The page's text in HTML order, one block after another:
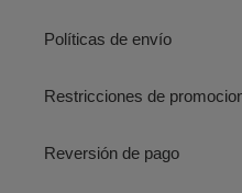
Políticas de envío
Restricciones de
Reversión de pago